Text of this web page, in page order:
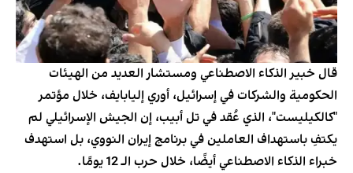
قال خبير الذكاء الاصطناعي ومستشار العديد من الهيئات
الحكومية والشركات في إسرائيل، أوري إليابايف، خلال مؤتمر
"كالكيليست"، الذي عُقد في تل أبيب، إن الجيش الإسرائيلي لم
يكتفِ باستهداف العاملين في برنامج إيران النووي، بل استهدف
خبراء الذكاء الاصطناعي أيضًا، خلال حرب الـ 12 يومًا.